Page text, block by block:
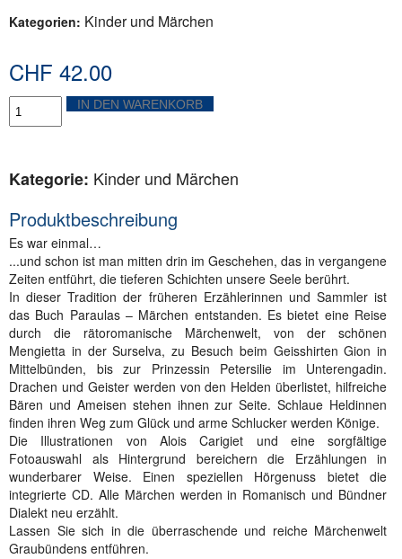
Kategorien: Kinder und Märchen
CHF 42.00
Paraulas
-
Märchen
Sursilvan,
Sutsilvan,
Puter,
Vallader
und
Deutsch
Menge
IN DEN WARENKORB
Kategorie: Kinder und Märchen
Produktbeschreibung
Es war einmal…
...und schon ist man mitten drin im Geschehen, das in vergangene
Zeiten entführt, die tieferen Schichten unsere Seele berührt.
In dieser Tradition der früheren Erzählerinnen und Sammler ist
das Buch Paraulas – Märchen entstanden. Es bietet eine Reise
durch die rätoromanische Märchenwelt, von der schönen
Mengietta in der Surselva, zu Besuch beim Geisshirten Gion in
Mittelbünden, bis zur Prinzessin Petersilie im Unterengadin.
Drachen und Geister werden von den Helden überlistet, hilfreiche
Bären und Ameisen stehen ihnen zur Seite. Schlaue Heldinnen
finden ihren Weg zum Glück und arme Schlucker werden Könige.
Die Illustrationen von Alois Carigiet und eine sorgfältige
Fotoauswahl als Hintergrund bereichern die Erzählungen in
wunderbarer Weise. Einen speziellen Hörgenuss bietet die
integrierte CD. Alle Märchen werden in Romanisch und Bündner
Dialekt neu erzählt.
Lassen Sie sich in die überraschende und reiche Märchenwelt
Graubündens entführen.